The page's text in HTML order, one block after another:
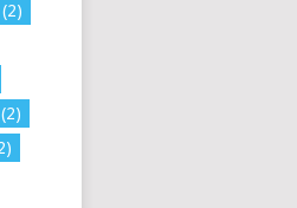
(2)
(2)